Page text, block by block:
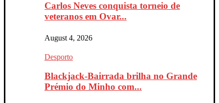
Carlos Neves conquista torneio de
veteranos em Ovar...
August 4, 2026
Desporto
Blackjack-Bairrada brilha no Grande
Prémio do Minho com...